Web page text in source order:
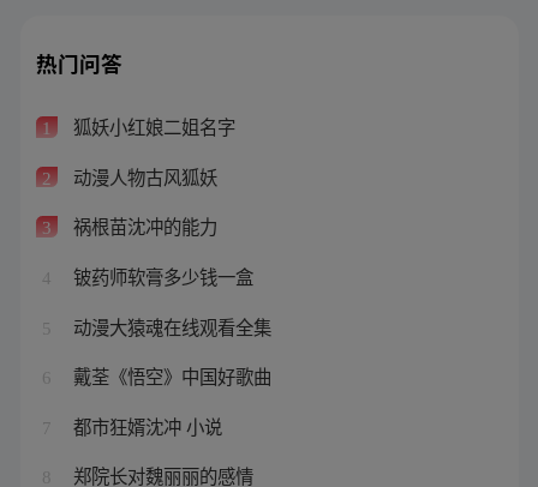
热门问答
1 狐妖小红娘二姐名字
2 动漫人物古风狐妖
3 祸根苗沈冲的能力
4 铍药师软膏多少钱一盒
5 动漫大猿魂在线观看全集
6 戴荃《悟空》中国好歌曲
7 都市狂婿沈冲 小说
8 郑院长对魏丽丽的感情